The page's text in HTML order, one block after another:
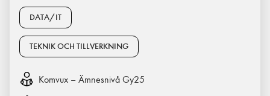
DATA/IT
TEKNIK OCH TILLVERKNING
Komvux – Ämnesnivå Gy25